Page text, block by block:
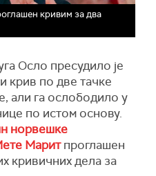
кривим за два
Осло пресудило је
крив по две тачке
али га ослободило у
по истом основу.
норвешке
Маритпроглашен
кривичних дела за